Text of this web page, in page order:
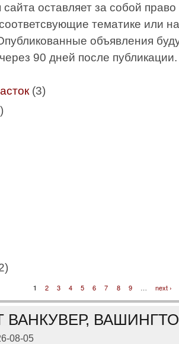
оставляет за собой
тематике или
объявления
90 дней после публикации.
(3)
1 2 3 4 5 6 7 8 9 … next ›
ВАНКУВЕР,
08-05